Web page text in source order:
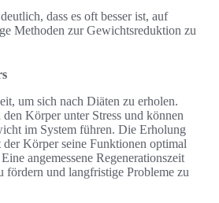
dass es oft besser ist, auf
Methoden zur Gewichtsreduktion zu
um sich nach Diäten zu erholen.
den Körper unter Stress und können
im System führen. Die Erholung
der Körper seine Funktionen optimal
angemessene Regenerationszeit
fördern und langfristige Probleme zu